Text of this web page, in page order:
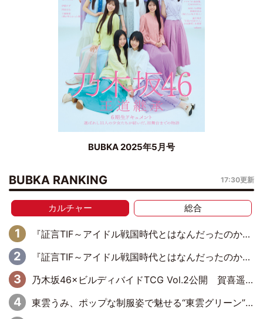
BUBKA 2025年5月号
BUBKA RANKING 17:30更新
カルチャー 総合
『証言TIF～アイドル戦国時代とはなんだったのか～』第11回：私立恵比寿中学・真山りか×安本彩花「TIFで10年ぶりのキョンシーメイクをしたら、場を完全に引かせてしまって。時代が変わったんだなって」
『証言TIF～アイドル戦国時代とはなんだったのか～』第10回：さくら学院・武藤彩未×飯田らうら「正直、中3で辞めるというのを信じてなくて。そう言われてはいたけど、嘘でしょって」
乃木坂46×ビルディバイドTCG Vol.2公開 賀喜遥香＆田村真佑が『京まふ』ステージに登壇
東雲うみ、ポップな制服姿で魅せる“東雲グリーン”の正体